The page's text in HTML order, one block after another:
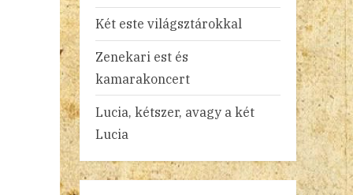
Két este világsztárokkal
Zenekari est és
kamarakoncert
Lucia, kétszer, avagy a két
Lucia